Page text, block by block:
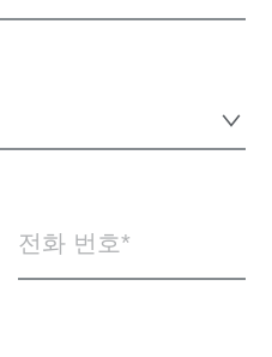
전화 번호